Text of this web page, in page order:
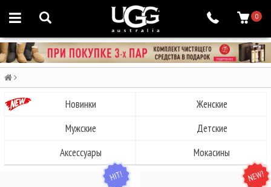
0
Новинки
Женские
Мужские
Детские
Аксессуары
Мокасины
HIT NEW